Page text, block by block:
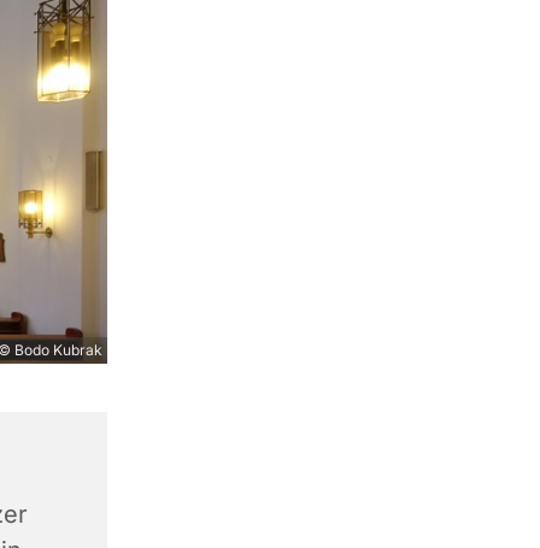
Bodo Kubrak